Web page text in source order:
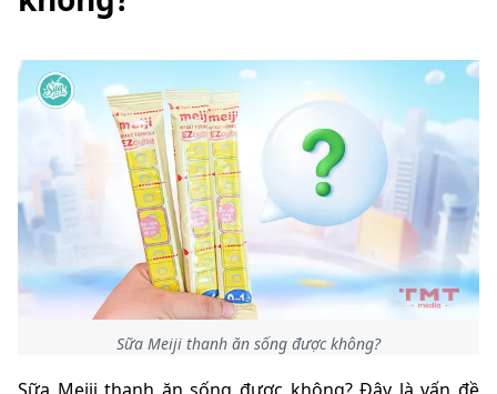
Sữa Meiji thanh ăn sống được không?